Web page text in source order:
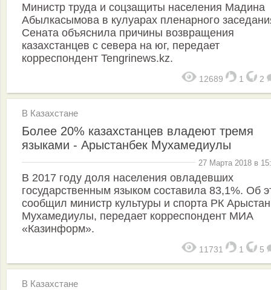
Министр труда и соцзащиты населения Мадина
Абылкасымова в кулуарах пленарного
Сената объяснила причины возвращения
казахстанцев с севера на юг, передает
корреспондент Tengrinews.kz.
12689 1 2
В Казахстане
Более 20% казахстанцев владеют тремя
языками - Арыстанбек Мухамедиулы
27 Марта 2018 в
В 2017 году доля населения овладевших
государственным языком составила 83,1%. Об
сообщил министр культуры и спорта РК
Мухамедиулы, передает корреспондент МИА
«Казинформ».
11731 1 5
В Казахстане